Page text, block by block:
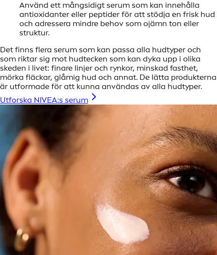
Använd ett mångsidigt serum som kan innehålla
antioxidanter eller peptider för att stödja en frisk hud
och adressera mindre behov som ojämn ton eller
struktur.
Det finns flera serum som kan passa alla hudtyper och
som riktar sig mot hudtecken som kan dyka upp i olika
skeden i livet: finare linjer och rynkor, minskad fasthet,
mörka fläckar, glåmig hud och annat. De lätta produkterna
är utformade för att kunna användas av alla hudtyper.
Utforska NIVEA:s serum